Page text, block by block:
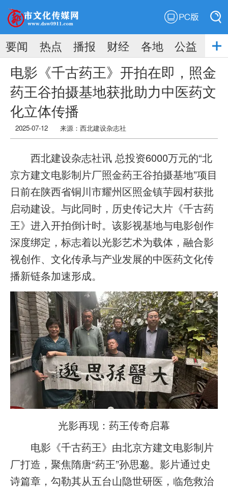
搜索
搜索
要闻 热点 播报 财经 各地 公益
电影《千古药王》开拍在即，照金
药王谷拍摄基地获批助力中医药文
化立体传播
2025-07-12 来源： 西北建设杂志社
西北建设杂志社讯 总投资6000万元的“北
京方建文电影制片厂照金药王谷拍摄基地”项目
日前在陕西省铜川市耀州区照金镇芋园村获批
启动建设。与此同时，历史传记大片《千古药
王》进入开拍倒计时。该影视基地与电影创作
深度绑定，标志着以光影艺术为载体，融合影
视创作、文化传承与产业发展的中医药文化传
播新链条加速形成。
光影再现：药王传奇启幕
电影《千古药王》由北京方建文电影制片
厂打造，聚焦隋唐“药王”孙思邈。影片通过史
诗篇章，勾勒其从五台山隐世研医，临危救治